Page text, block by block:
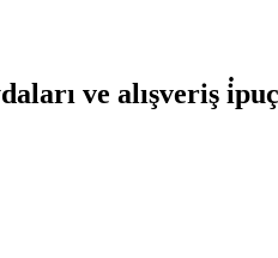
ve alışveriş